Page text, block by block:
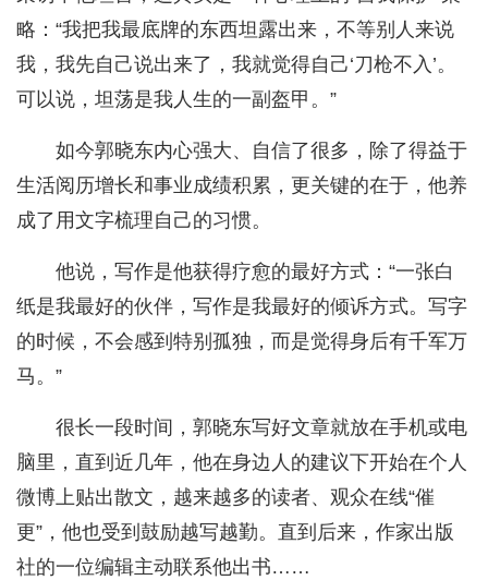
略：“我把我最底牌的东西坦露出来，不等别人来说
我，我先自己说出来了，我就觉得自己‘刀枪不入’。
可以说，坦荡是我人生的一副盔甲。”
如今郭晓东内心强大、自信了很多，除了得益于
生活阅历增长和事业成绩积累，更关键的在于，他养
成了用文字梳理自己的习惯。
他说，写作是他获得疗愈的最好方式：“一张白
纸是我最好的伙伴，写作是我最好的倾诉方式。写字
的时候，不会感到特别孤独，而是觉得身后有千军万
马。”
很长一段时间，郭晓东写好文章就放在手机或电
脑里，直到近几年，他在身边人的建议下开始在个人
微博上贴出散文，越来越多的读者、观众在线“催
更”，他也受到鼓励越写越勤。直到后来，作家出版
社的一位编辑主动联系他出书……